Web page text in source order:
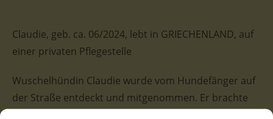
Claudie, geb. ca. 06/2024, lebt in GRIECHENLAND, auf
einer privaten Pflegestelle
Wuschelhündin Claudie wurde vom Hundefänger auf
der Straße entdeckt und mitgenommen. Er brachte